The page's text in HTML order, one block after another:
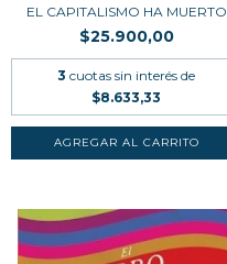
EL CAPITALISMO HA MUERTO
$25.900,00
3 cuotas sin interés de
$8.633,33